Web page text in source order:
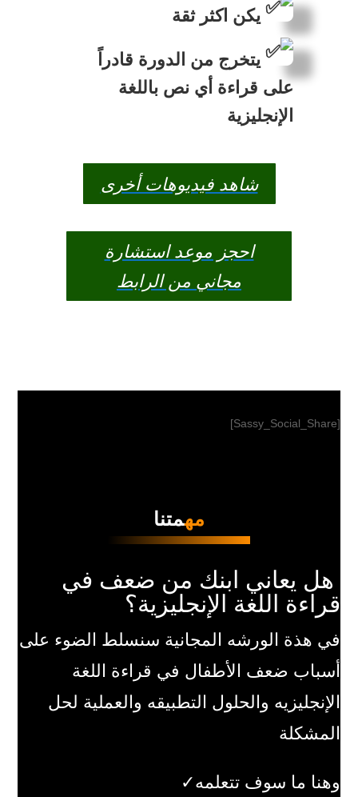
يكن اكثر ثقة
يتخرج من الدورة قادراً
على قراءة أي نص باللغة
الإنجليزية
شاهد فيديوهات أخرى
احجز موعد استشارة
مجاني من الرابط
[Sassy_Social_Share]
مهمتنا
هل يعاني ابنك من ضعف في
قراءة اللغة الإنجليزية؟
في هذة الورشه المجانية سنسلط الضوء على
أسباب ضعف الأطفال في قراءة اللغة
الإنجليزيه والحلول التطبيقه والعملية لحل
المشكلة
وهنا ما سوف تتعلمه✓